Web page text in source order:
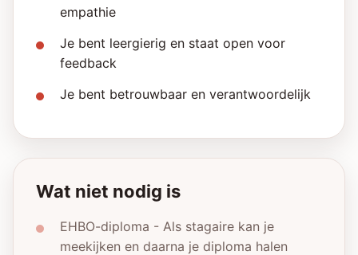
empathie
Je bent leergierig en staat open voor
feedback
Je bent betrouwbaar en verantwoordelijk
Wat niet nodig is
EHBO-diploma - Als stagaire kan je
meekijken en daarna je diploma halen